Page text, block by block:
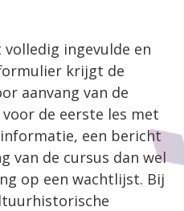
ingevulde en
krijgt de
aanvang van de
de eerste les met
een bericht
van de cursus dan wel
op een wachtlijst. Bij